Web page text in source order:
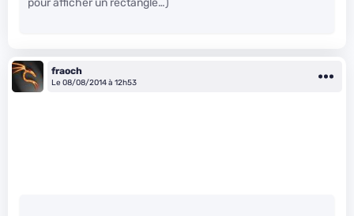
fraoch
Le 08/08/2014 à 12h53